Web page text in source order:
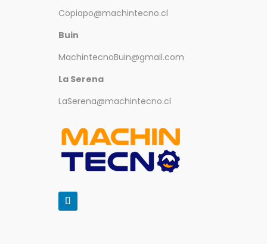
Copiapo@machintecno.cl
Buin
MachintecnoBuin@gmail.com
La Serena
LaSerena@machintecno.cl